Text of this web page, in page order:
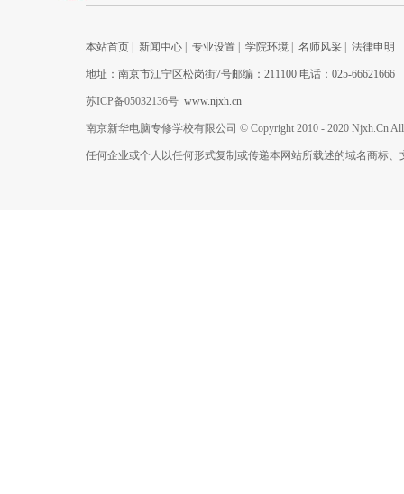
本站首页 新闻中心 专业设置 学院环境 名师风采 法律申明
地址：南京市江宁区松岗街7号邮编：211100 电话：025-66621666
苏ICP备05032136号 www.njxh.cn
南京新华电脑专修学校有限公司 © Copyright 2010 - 2020 Njxh.Cn All
任何企业或个人以任何形式复制或传递本网站所载述的域名商标